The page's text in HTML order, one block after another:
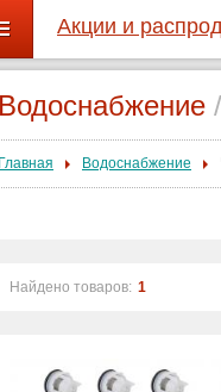
Акции и
Водоснабжение /
Главная Водоснабжение
Найдено товаров: 1